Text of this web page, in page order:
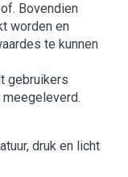
Bovendien
worden en
te kunnen
gebruikers
druk en licht